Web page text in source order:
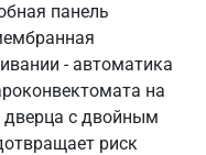
панель
- автоматика
на
дверца с двойным
риск